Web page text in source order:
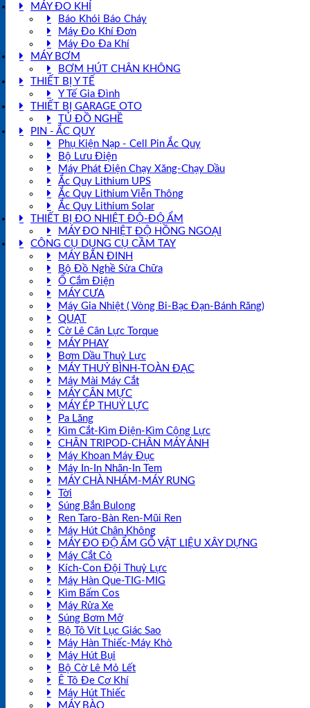
MÁY ĐO KHÍ
Báo Khói Báo Cháy
Máy Đo Khí Đơn
Máy Đo Đa Khí
MÁY BƠM
BƠM HÚT CHÂN KHÔNG
THIẾT BỊ Y TẾ
Y Tế Gia Đình
THIẾT BỊ GARAGE OTO
TỦ ĐỒ NGHỀ
PIN - ẮC QUY
Phụ Kiện Nạp - Cell Pin Ắc Quy
Bộ Lưu Điện
Máy Phát Điện Chạy Xăng-Chạy Dầu
Ắc Quy Lithium UPS
Ắc Quy Lithium Viễn Thông
Ắc Quy Lithium Solar
THIẾT BỊ ĐO NHIỆT ĐỘ-ĐỘ ẨM
MÁY ĐO NHIỆT ĐỘ HỒNG NGOẠI
CÔNG CỤ DỤNG CỤ CẦM TAY
MÁY BẮN ĐINH
Bộ Đồ Nghề Sửa Chữa
Ổ Cắm Điện
MÁY CƯA
Máy Gia Nhiệt ( Vòng Bi-Bạc Đạn-Bánh Răng)
QUẠT
Cờ Lê Cân Lực Torque
MÁY PHAY
Bơm Dầu Thuỷ Lực
MÁY THUỶ BÌNH-TOÀN ĐẠC
Máy Mài Máy Cắt
MÁY CÂN MỰC
MÁY ÉP THUỶ LỰC
Pa Lăng
Kìm Cắt-Kìm Điện-Kìm Cộng Lực
CHÂN TRIPOD-CHÂN MÁY ẢNH
Máy Khoan Máy Đục
Máy In-In Nhãn-In Tem
MÁY CHÀ NHÁM-MÁY RUNG
Tời
Súng Bắn Bulong
Ren Taro-Bàn Ren-Mũi Ren
Máy Hút Chân Không
MÁY ĐO ĐỘ ẨM GỖ VẬT LIỆU XÂY DỰNG
Máy Cắt Cỏ
Kích-Con Đội Thuỷ Lực
Máy Hàn Que-TIG-MIG
Kìm Bấm Cos
Máy Rửa Xe
Súng Bơm Mỡ
Bộ Tô Vít Lục Giác Sao
Máy Hàn Thiếc-Máy Khò
Máy Hút Bụi
Bộ Cờ Lê Mỏ Lết
Ê Tô Đe Cơ Khí
Máy Hút Thiếc
MÁY BÀO